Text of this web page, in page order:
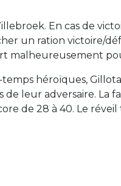
En cas de
un ration victoire/
malheureusement
héroïques,
de leur adversaire. La
de 28 à 40. Le